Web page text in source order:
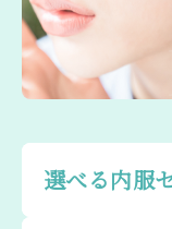
選べる内服